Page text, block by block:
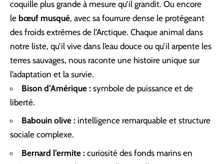
coquille plus grande à mesure qu’il grandit. Ou encore
le bœuf musqué, avec sa fourrure dense le protégeant
des froids extrêmes de l’Arctique. Chaque animal dans
notre liste, qu’il vive dans l’eau douce ou qu’il arpente les
terres sauvages, nous raconte une histoire unique sur
l’adaptation et la survie.
Bison d’Amérique : symbole de puissance et de
liberté.
Babouin olive : intelligence remarquable et structure
sociale complexe.
Bernard l’ermite : curiosité des fonds marins en